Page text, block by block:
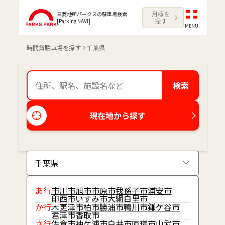
三菱地所パークスの駐車場検索
[Parking NAVI]
月極を
探す
MENU
時間貸駐車場を探す 千葉県
検索
現在地から探す
あ行市川市旭市市原市我孫子市浦安市
印西市いすみ市大網白里市
か行木更津市柏市勝浦市鴨川市鎌ケ谷市
君津市香取市